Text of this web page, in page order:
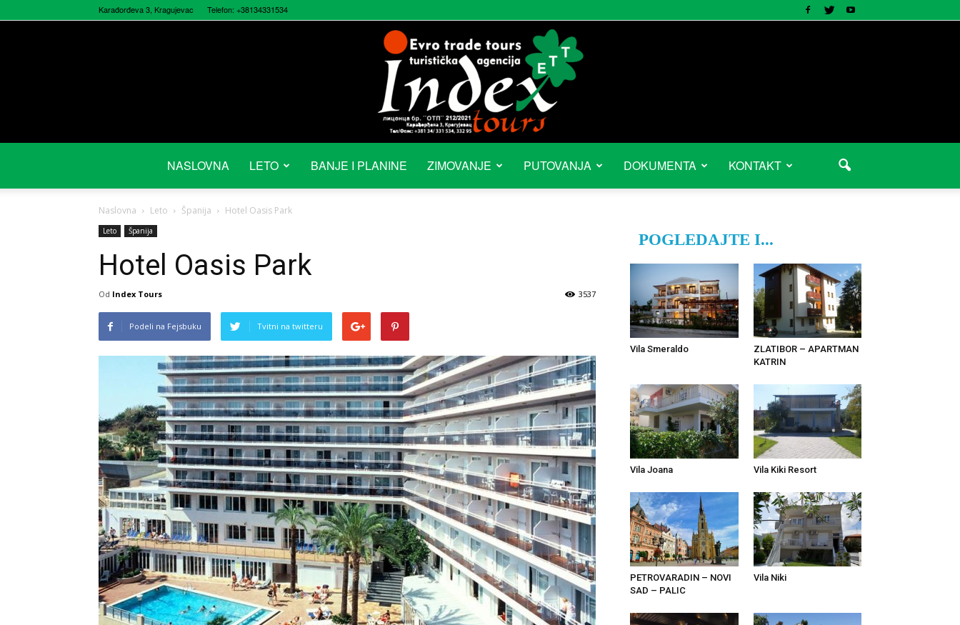
Karađorđeva 3, Kragujevac Telefon: +38134331534
NASLOVNA LETO BANJE I PLANINE ZIMOVANJE PUTOVANJA DOKUMENTA KONTAKT
Naslovna Leto Španija Hotel Oasis Park
Leto Španija
Hotel Oasis Park
Od Index Tours 3537
Podeli na Fejsbuku Tvitni na twitteru
POGLEDAJTE I...
Vila Smeraldo
ZLATIBOR – APARTMAN
KATRIN
Vila Joana Vila Kiki Resort
PETROVARADIN – NOVI
SAD – PALIC
Vila Niki